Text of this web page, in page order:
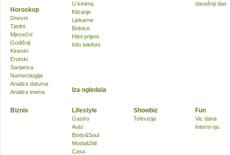
U kinima
Klizanje
Ljekarne
Bolnice
Hitni prijem
Info telefoni
današnji dan
Biznis Lifestyle
Gastro
Auto
Body&Soul
Moda&Stil
Casa
Showbiz
Televizija
Fun
Vic dana
Interni vju
Horoskop
Dnevni
Tjedni
Mjesečni
Godišnji
Kineski
Erotski
Sanjarica
Numerologija
Analiza datuma
Analiza imena
Iza ogledala